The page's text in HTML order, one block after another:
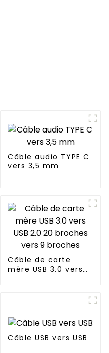
Câble audio TYPE C
vers 3,5 mm
Câble de carte
mère USB 3.0 vers
Câble USB vers USB